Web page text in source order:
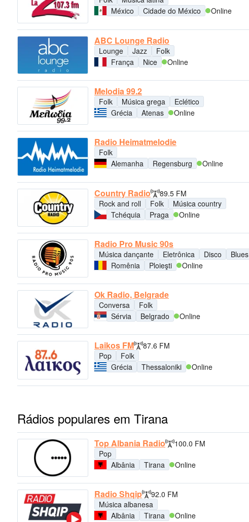
México
Cidade do México Online
ABC Lounge Radio
Lounge Jazz
Folk
França
Nice Online
Melodia 99.2
Folk Música grega
Eclético
Grécia
Atenas Online
Radio Heimatmelodie
Folk
Alemanha
Regensburg Online
Country Radio
89.5 FM
Rock and roll
Folk
Música country
Tchéquia
Praga Online
Radio Pro Music 90s
Música dançante Eletrônica Disco Blues
Romênia
Ploieşti Online
Ok Radio, Belgrade
Conversa
Folk
Sérvia
Belgrado Online
Laikos FM
87.6 FM
Pop
Folk
Grécia
Thessaloniki Online
Rádios populares em Tirana
Top Albania Radio
100.0 FM
Pop
Albânia
Tirana Online
Radio Shqip
92.0 FM
Música albanesa
Albânia
Tirana Online